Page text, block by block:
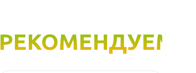
РЕКОМЕНДУЕМ